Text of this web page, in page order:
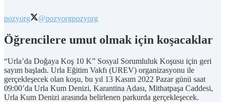
pozyorg @pozyorgpozyorg
Öğrencilere umut olmak için koşacaklar
“Urla’da Doğaya Koş 10 K” Sosyal Sorumluluk Koşusu için geri
sayım başladı. Urla Eğitim Vakfı (UREV) organizasyonu ile
gerçekleşecek olan koşu, bu yıl 13 Kasım 2022 Pazar günü saat
09:00’da Urla Kum Denizi, Karantina Adası, Mithatpaşa Caddesi,
Urla Kum Denizi arasında belirlenen parkurda gerçekleşecek.